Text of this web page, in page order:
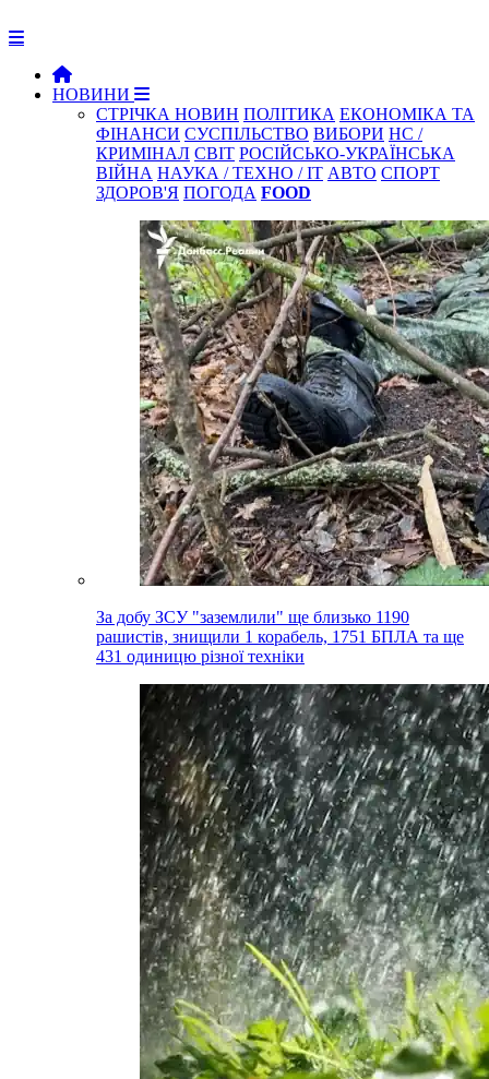
НОВИНИ
СТРІЧКА НОВИН ПОЛІТИКА ЕКОНОМІКА ТА
ФІНАНСИ СУСПІЛЬСТВО ВИБОРИ НС /
КРИМІНАЛ СВІТ РОСІЙСЬКО-УКРАЇНСЬКА
ВІЙНА НАУКА / ТЕХНО / IT АВТО СПОРТ
ЗДОРОВ'Я ПОГОДА FOOD
За добу ЗСУ "заземлили" ще близько 1190
рашистів, знищили 1 корабель, 1751 БПЛА та ще
431 одиницю різної техніки